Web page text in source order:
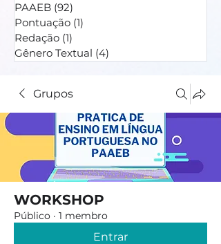
PAAEB (92)
Pontuação (1)
Redação (1)
Gênero Textual (4)
Grupos
WORKSHOP
Público · 1 membro
Entrar